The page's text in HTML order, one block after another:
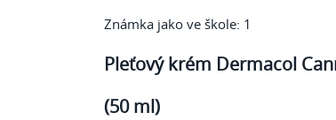
Známka jako ve škole: 1
Pleťový krém Dermacol
(50 ml)